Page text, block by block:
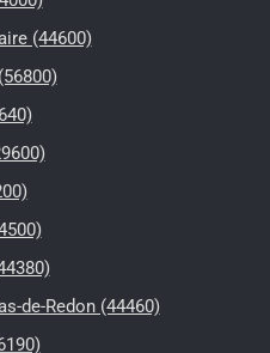
(44600)
de-Redon (44460)